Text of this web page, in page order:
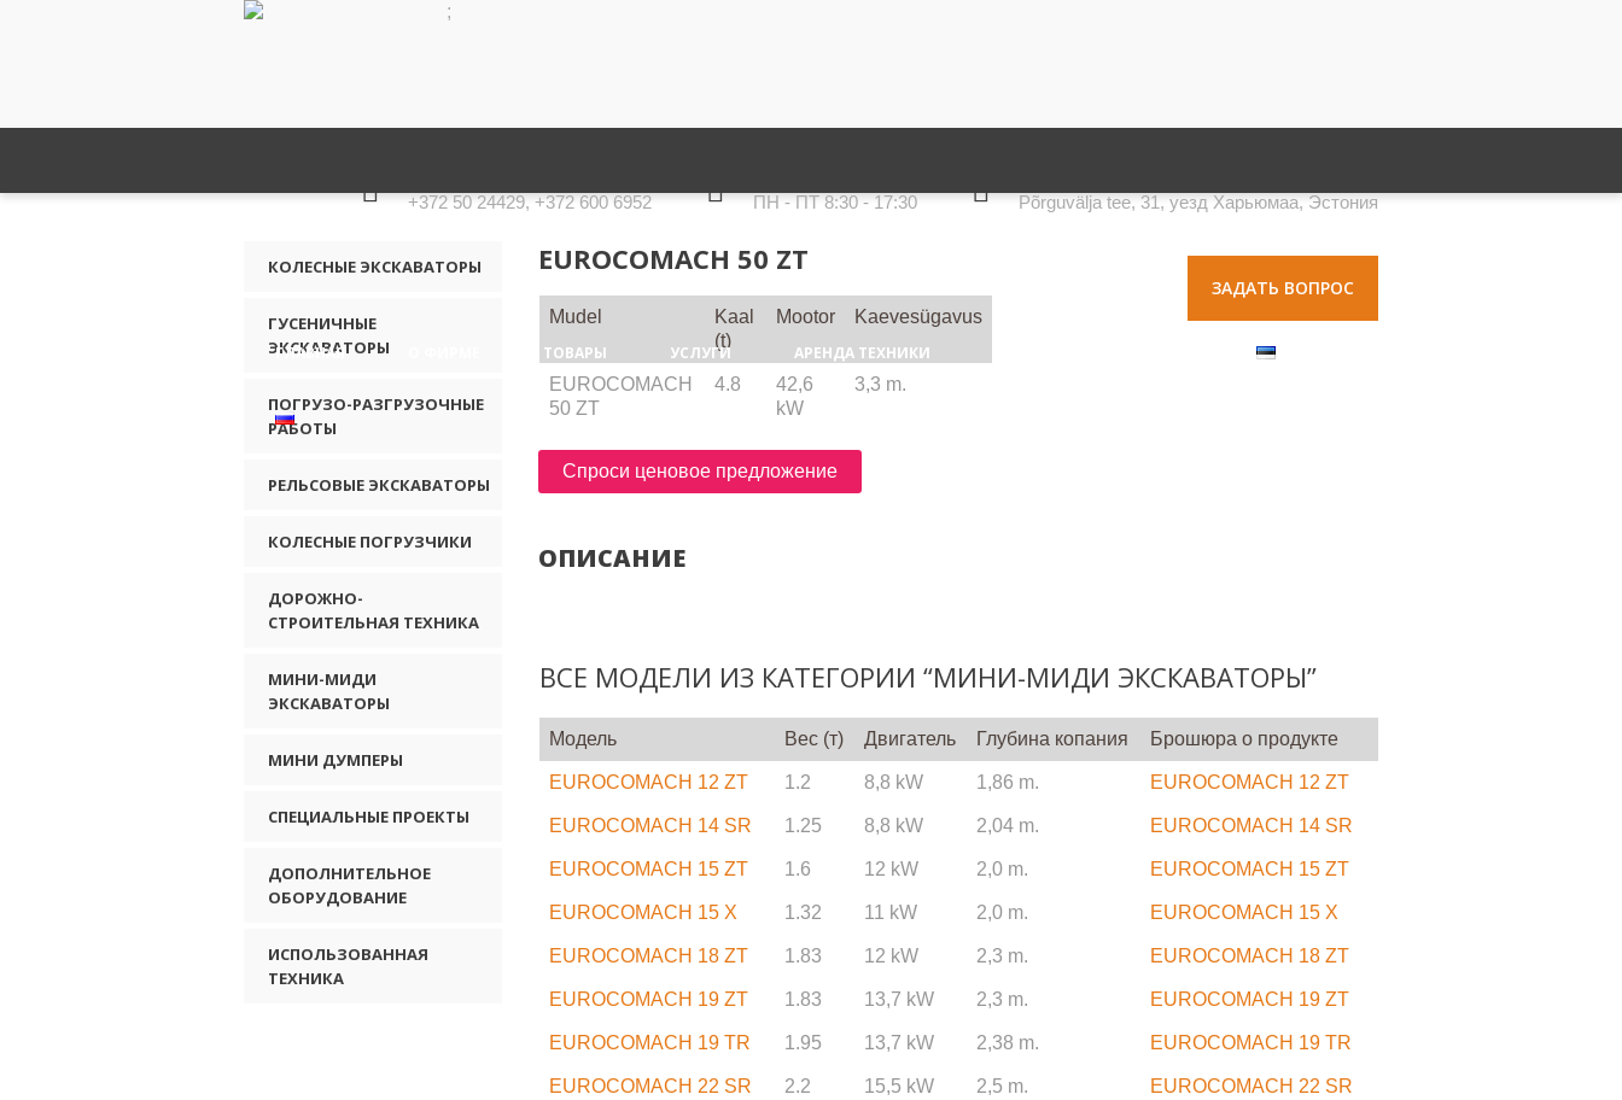
+372 50 24429, +372 600 6952 ПН - ПТ 8:30 - 17:30 Põrguvälja tee, 31, уезд Харьюмаа, Эстония
;
ЗАДАТЬ ВОПРОС
ГЛАВНАЯ ТОВАРЫ УСЛУГИ АРЕНДА ТЕХНИКИ
EUROCOMACH 50 ZT
Mudel
Kaal
(t)
Mootor Kaevesügavus
EUROCOMACH
50 ZT
4.8
42,6
kW
3,3 m.
Спроси ценовое предложение
ОПИСАНИЕ
ВСЕ МОДЕЛИ ИЗ КАТЕГОРИИ “МИНИ-МИДИ ЭКСКАВАТОРЫ”
Модель Вес (т) Двигатель Глубина копания Брошюра о продукте
EUROCOMACH 12 ZT 1.2 8,8 kW 1,86 m. EUROCOMACH 12 ZT
EUROCOMACH 14 SR 1.25 8,8 kW 2,04 m. EUROCOMACH 14 SR
EUROCOMACH 15 ZT 1.6 12 kW 2,0 m. EUROCOMACH 15 ZT
EUROCOMACH 15 X 1.32 11 kW 2,0 m. EUROCOMACH 15 X
EUROCOMACH 18 ZT 1.83 12 kW 2,3 m. EUROCOMACH 18 ZT
EUROCOMACH 19 ZT 1.83 13,7 kW 2,3 m. EUROCOMACH 19 ZT
EUROCOMACH 19 TR 1.95 13,7 kW 2,38 m. EUROCOMACH 19 TR
EUROCOMACH 22 SR 2.2 15,5 kW 2,5 m. EUROCOMACH 22 SR
КОЛЕСНЫЕ ЭКСКАВАТОРЫ
ГУСЕНИЧНЫЕ
ЭКСКАВАТОРЫ
ПОГРУЗО-РАЗГРУЗОЧНЫЕ
РАБОТЫ
РЕЛЬСОВЫЕ ЭКСКАВАТОРЫ
КОЛЕСНЫЕ ПОГРУЗЧИКИ
ДОРОЖНО-
СТРОИТЕЛЬНАЯ ТЕХНИКА
МИНИ-МИДИ
ЭКСКАВАТОРЫ
МИНИ ДУМПЕРЫ
СПЕЦИАЛЬНЫЕ ПРОЕКТЫ
ДОПОЛНИТЕЛЬНОЕ
ОБОРУДОВАНИЕ
ИСПОЛЬЗОВАННАЯ
ТЕХНИКА